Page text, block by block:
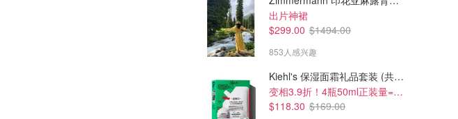
出片神裙
$299.00 $1494.00
853人感兴趣
Kiehl's 保湿面霜礼品套装 (共200ml)
变相3.9折！4瓶50ml正装量=$29/瓶
$118.30 $169.00